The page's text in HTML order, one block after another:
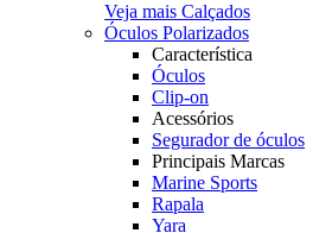
Veja mais Calçados
Óculos Polarizados
Característica
Óculos
Clip-on
Acessórios
Segurador de óculos
Principais Marcas
Marine Sports
Rapala
Yara